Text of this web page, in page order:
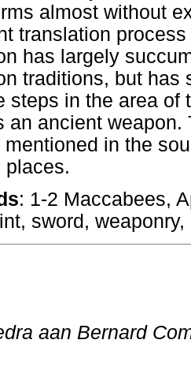
almost without
translation
has largely
traditions, but has
steps in the area of
an ancient
mentioned in the
places.
: 1-2 Maccabees,
sword,
aan Bernard